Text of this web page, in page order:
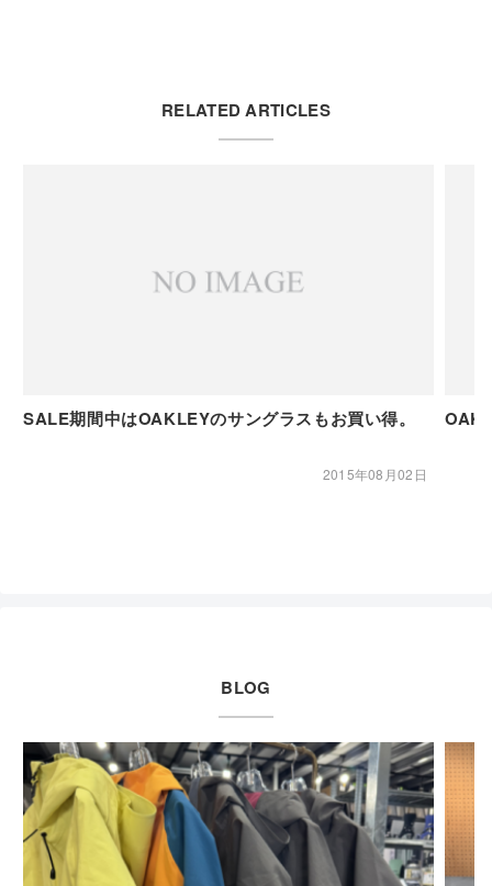
RELATED ARTICLES
SALE期間中はOAKLEYのサングラスもお買い得。
2015年08月02日
BLOG